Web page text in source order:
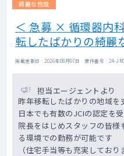
綺麗な施設
＜ 急募 × 循環器内
転したばかりの綺
掲載更新日 : 2026年08月07日 案件番号 : 24-
担当エージェントより
昨年移転したばかりの地域
日本でも有数のJCIの認定を
院長をはじめスタッフの皆
る環境での勤務が可能です
（住宅手当等も充実しており